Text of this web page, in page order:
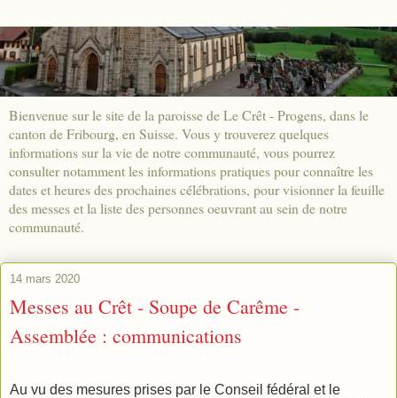
Bienvenue sur le site de la paroisse de Le Crêt - Progens, dans le
canton de Fribourg, en Suisse. Vous y trouverez quelques
informations sur la vie de notre communauté, vous pourrez
consulter notamment les informations pratiques pour connaître les
dates et heures des prochaines célébrations, pour visionner la feuille
des messes et la liste des personnes oeuvrant au sein de notre
communauté.
14 mars 2020
Messes au Crêt - Soupe de Carême -
Assemblée : communications
Au vu des mesures prises par le Conseil fédéral et le